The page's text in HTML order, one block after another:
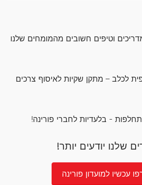
וטיפים חשובים מהמומחים שלנו
לכלב – מתקן שקיות לאיסוף צרכים
- בלעדיות לחברי פורינה!
שלנו יודעים יותר!
עכשיו למועדון פורינה